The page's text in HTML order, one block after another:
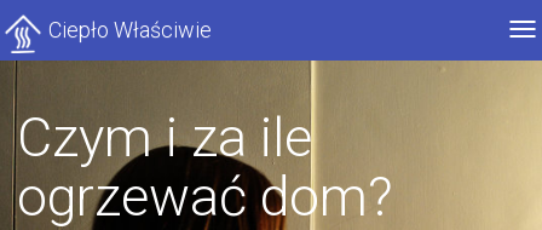
Ciepło Właściwie
Czym i za ile
ogrzewać dom?